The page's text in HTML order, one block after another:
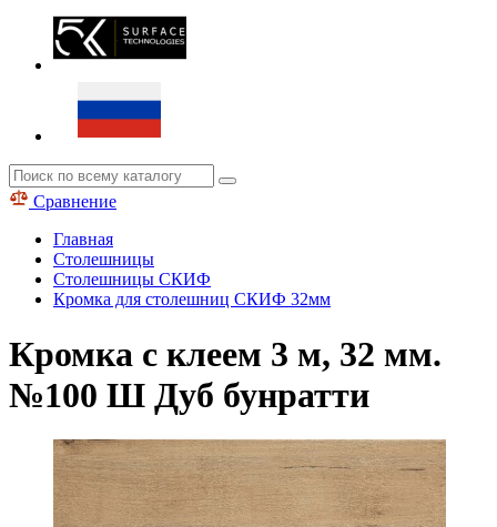
Сравнение
Главная
Столешницы
Столешницы СКИФ
Кромка для столешниц СКИФ 32мм
Кромка с клеем 3 м, 32 мм.
№100 Ш Дуб бунратти